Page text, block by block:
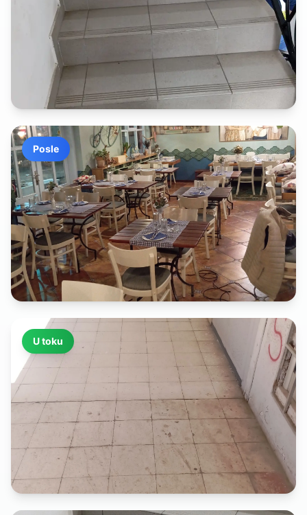
Posle
U toku